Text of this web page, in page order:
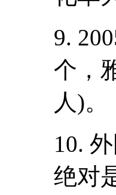
9.
个，
人)。
10.
绝对